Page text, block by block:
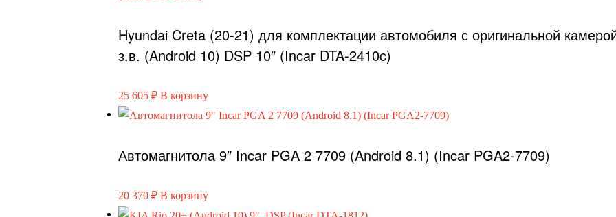
Hyundai Creta (20-21) для комплектации автомобиля с оригинальной
з.в. (Android 10) DSP 10″ (Incar DTA-2410c)
25 605 ₽ В корзину
Автомагнитола 9″ Incar PGA 2 7709 (Android 8.1) (Incar PGA2-7709)
20 370 ₽ В корзину